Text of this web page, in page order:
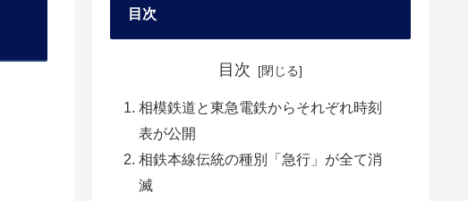
目次
目次
相模鉄道と東急電鉄からそれぞれ時刻
表が公開
相鉄本線伝統の種別「急行」が全て消
滅